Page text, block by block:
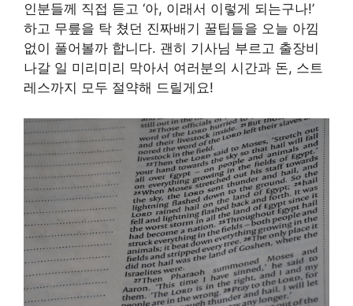
인분들께 직접 듣고 ‘아, 이래서 이렇게 되는구나!’
하고 무릎을 탁 쳤던 진짜배기 꿀팁들을 오늘 아낌
없이 풀어볼까 합니다. 괜히 기사님 부르고 출장비
나갈 일 미리미리 막아서 여러분의 시간과 돈, 스트
레스까지 모두 절약해 드릴게요!